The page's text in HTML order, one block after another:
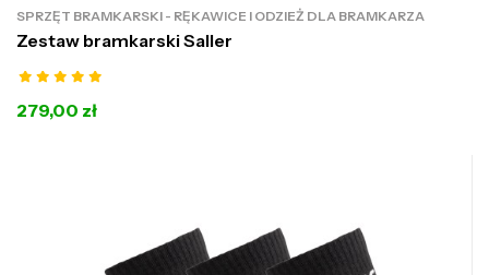
SPRZĘT BRAMKARSKI - RĘKAWICE I ODZIEŻ DLA BRAMKARZA
Zestaw bramkarski Saller
279,00 zł